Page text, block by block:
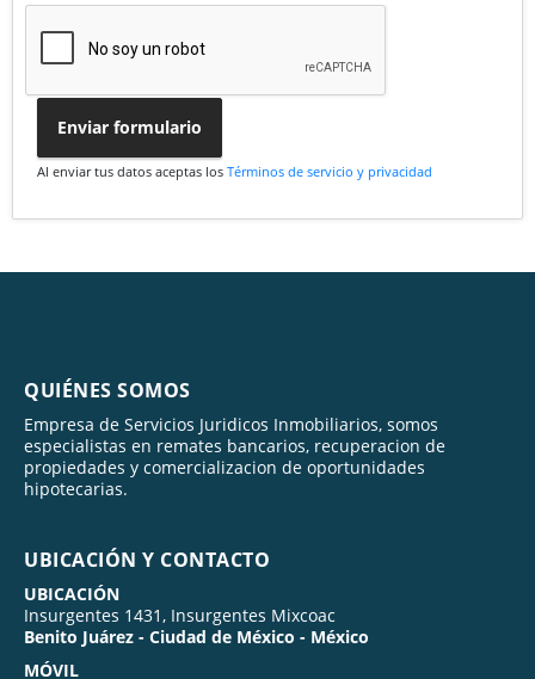
Enviar formulario
Al enviar tus datos aceptas los Términos de servicio y privacidad
QUIÉNES SOMOS
Empresa de Servicios Juridicos Inmobiliarios, somos
especialistas en remates bancarios, recuperacion de
propiedades y comercializacion de oportunidades
hipotecarias.
UBICACIÓN Y CONTACTO
UBICACIÓN
Insurgentes 1431, Insurgentes Mixcoac
Benito Juárez - Ciudad de México - México